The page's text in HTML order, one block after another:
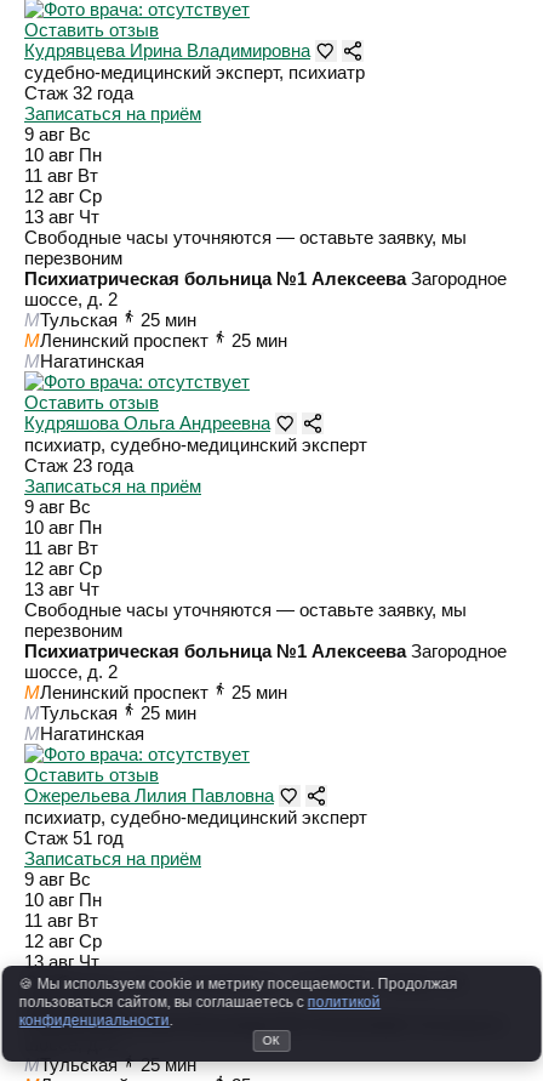
Оставить отзыв
Кудрявцева Ирина Владимировна
судебно-медицинский эксперт, психиатр
Стаж 32 года
Записаться на приём
9 авг Вс
10 авг Пн
11 авг Вт
12 авг Ср
13 авг Чт
Свободные часы уточняются — оставьте заявку, мы
перезвоним
Психиатрическая больница №1 Алексеева Загородное
шоссе, д. 2
MТульская
25 мин
MЛенинский проспект
25 мин
MНагатинская
Оставить отзыв
Кудряшова Ольга Андреевна
психиатр, судебно-медицинский эксперт
Стаж 23 года
Записаться на приём
9 авг Вс
10 авг Пн
11 авг Вт
12 авг Ср
13 авг Чт
Свободные часы уточняются — оставьте заявку, мы
перезвоним
Психиатрическая больница №1 Алексеева Загородное
шоссе, д. 2
MЛенинский проспект
25 мин
MТульская
25 мин
MНагатинская
Оставить отзыв
Ожерельева Лилия Павловна
психиатр, судебно-медицинский эксперт
Стаж 51 год
Записаться на приём
9 авг Вс
10 авг Пн
11 авг Вт
12 авг Ср
13 авг Чт
Свободные часы уточняются — оставьте заявку, мы
перезвоним
Психиатрическая больница №1 Алексеева
MТульская
25 мин
🍪 Мы используем cookie и метрику посещаемости. Продолжая
пользоваться сайтом, вы соглашаетесь с политикой
конфиденциальности
ОК